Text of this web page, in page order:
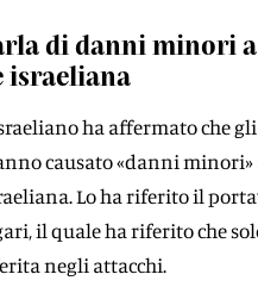
di danni minori a
ha affermato che
causato «danni minori»
Lo ha riferito il
il quale ha riferito che
negli attacchi.